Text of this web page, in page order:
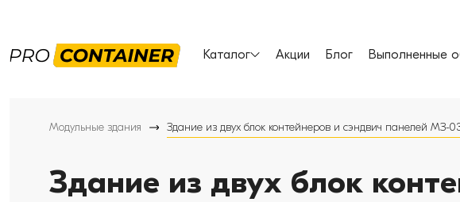
Каталог Акции Блог Выполненные
Модульные здания Здание из двух блок контейнеров и сэндвич панелей МЗ-
Здание из двух блок